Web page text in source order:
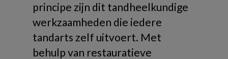
principe zijn dit tandheelkundige
werkzaamheden die iedere
tandarts zelf uitvoert. Met
behulp van restauratieve